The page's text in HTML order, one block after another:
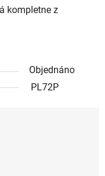
kompletne z
Objednáno
PL72P